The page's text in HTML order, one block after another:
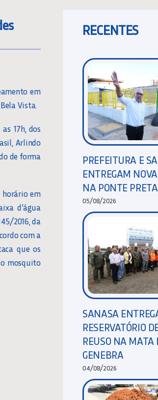
em
Vista.
17h, dos
Arlindo
de forma
horário em
d’água
2016, da
com a
que os
mosquito
RECENTES
PREFEITURA E
ENTREGAM
NA PONTE PRETA
05/08/2026
SANASA
RESERVATÓRIO
REUSO NA MATA
GENEBRA
04/08/2026